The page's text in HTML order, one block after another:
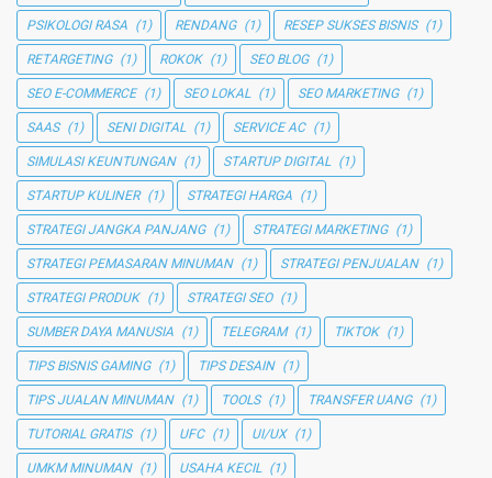
PSIKOLOGI RASA (1) RENDANG (1) RESEP SUKSES BISNIS (1)
RETARGETING (1) ROKOK (1) SEO BLOG (1)
SEO E-COMMERCE (1) SEO LOKAL (1) SEO MARKETING (1)
SAAS (1) SENI DIGITAL (1) SERVICE AC (1)
SIMULASI KEUNTUNGAN (1) STARTUP DIGITAL (1)
STARTUP KULINER (1) STRATEGI HARGA (1)
STRATEGI JANGKA PANJANG (1) STRATEGI MARKETING (1)
STRATEGI PEMASARAN MINUMAN (1) STRATEGI PENJUALAN (1)
STRATEGI PRODUK (1) STRATEGI SEO (1)
SUMBER DAYA MANUSIA (1) TELEGRAM (1) TIKTOK (1)
TIPS BISNIS GAMING (1) TIPS DESAIN (1)
TIPS JUALAN MINUMAN (1) TOOLS (1) TRANSFER UANG (1)
TUTORIAL GRATIS (1) UFC (1) UI/UX (1)
UMKM MINUMAN (1) USAHA KECIL (1)